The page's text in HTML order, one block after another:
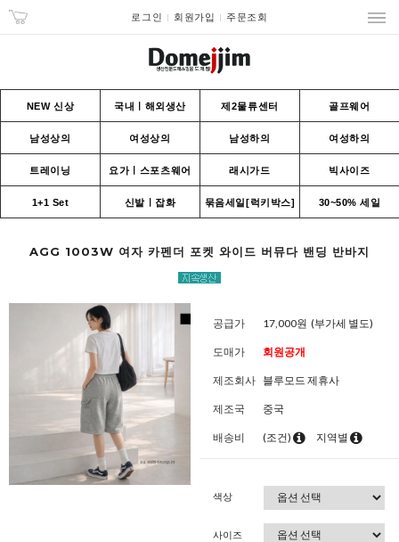
로그인 회원가입 주문조회
NEW 신상 국내ㅣ해외생산 제2물류센터 골프웨어
남성상의 여성상의 남성하의 여성하의
트레이닝 요가ㅣ스포츠웨어 래시가드 빅사이즈
1+1 Set 신발ㅣ잡화 묶음세일[럭키박스] 30~50% 세일
AGG 1003W 여자 카펜더 포켓 와이드 버뮤다 밴딩 반바지
공급가 17,000원 (부가세 별도)
도매가 회원공개
제조회사 블루모드 제휴사
제조국 중국
배송비 (조건) 지역별
색상
사이즈